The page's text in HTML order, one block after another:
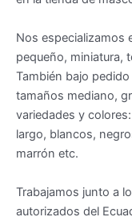
Nos especializamos
pequeño, miniatura,
También bajo
tamaños mediano,
variedades y
largo, blancos,
marrón etc.
Trabajamos junto a
autorizados del